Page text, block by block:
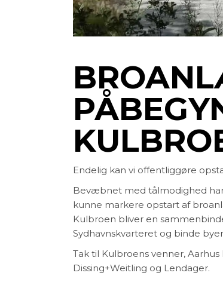
Endelig kan vi offentliggøre
Bevæbnet med tålmodighed
kunne markere opstart af
Kulbroen bliver en
Sydhavnskvarteret og binde
Tak til Kulbroens venner,
Dissing+Weitling og Lendager.